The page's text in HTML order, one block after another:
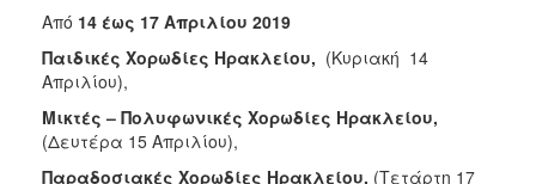
Από 14 έως 17 Απριλίου 2019
Παιδικές Χορωδίες Ηρακλείου, (Κυριακή 14
Απριλίου),
Μικτές – Πολυφωνικές Χορωδίες Ηρακλείου,
(Δευτέρα 15 Απριλίου),
Παραδοσιακές Χορωδίες Ηρακλείου, (Τετάρτη 17